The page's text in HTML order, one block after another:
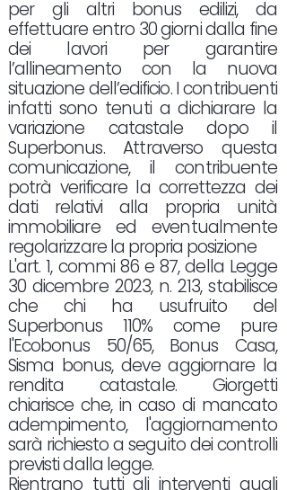
per gli altri bonus edilizi, da
effettuare entro 30 giorni dalla fine
dei lavori per garantire
l’allineamento con la nuova
situazione dell’edificio. I contribuenti
infatti sono tenuti a dichiarare la
variazione catastale dopo il
Superbonus. Attraverso questa
comunicazione, il contribuente
potrà verificare la correttezza dei
dati relativi alla propria unità
immobiliare ed eventualmente
regolarizzare la propria posizione
L'art. 1, commi 86 e 87, della Legge
30 dicembre 2023, n. 213, stabilisce
che chi ha usufruito del
Superbonus 110% come pure
l'Ecobonus 50/65, Bonus Casa,
Sisma bonus, deve aggiornare la
rendita catastale. Giorgetti
chiarisce che, in caso di mancato
adempimento, l'aggiornamento
sarà richiesto a seguito dei controlli
previsti dalla legge.
Rientrano tutti gli interventi quali